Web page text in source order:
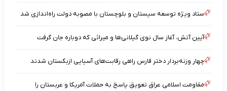
ستاد ویژه توسعه سیستان و بلوچستان با مصوبه دولت راه‌اندازی شد
آیین آتش، آغاز سال نوی گیلانی‌ها و میراثی که دوباره جان گرفت
چهار وزنه‌بردار دختر فارس راهی رقابت‌های آسیایی ازبکستان شدند
مقاومت اسلامی عراق تعویق پاسخ به حملات آمریکا و عربستان را